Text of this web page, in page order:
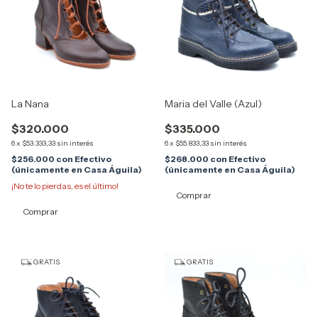
La Nana
$320.000
6x $53.333,33 sin interés
$256.000 con Efectivo
(únicamente en Casa Águila)
¡No te lo pierdas, es el último!
Comprar
Maria del Valle (Azul)
$335.000
6x $55.833,33 sin interés
$268.000 con Efectivo
(únicamente en Casa Águila)
Comprar
GRATIS GRATIS